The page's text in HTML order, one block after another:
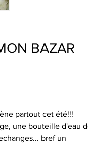
BAZAR
partout cet été!!!
une bouteille d'eau
bref un